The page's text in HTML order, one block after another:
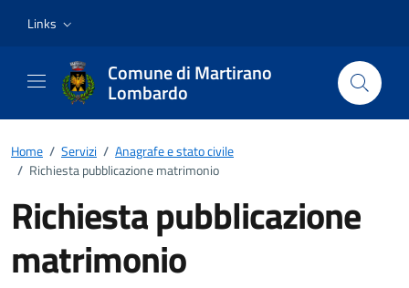
Links
Comune di Martirano
Lombardo
Home / Servizi / Anagrafe e stato civile
/ Richiesta pubblicazione matrimonio
Richiesta pubblicazione
matrimonio